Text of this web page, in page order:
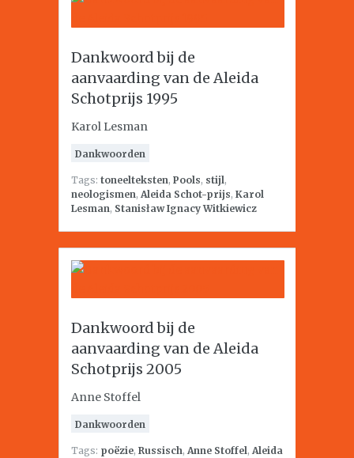
Dankwoord bij de
aanvaarding van de Aleida
Schotprijs 1995
Karol Lesman
Dankwoorden
Tags: toneelteksten, Pools, stijl,
neologismen, Aleida Schot-prijs, Karol
Lesman, Stanisław Ignacy Witkiewicz
Dankwoord bij de
aanvaarding van de Aleida
Schotprijs 2005
Anne Stoffel
Dankwoorden
Tags: poëzie, Russisch, Anne Stoffel, Aleida